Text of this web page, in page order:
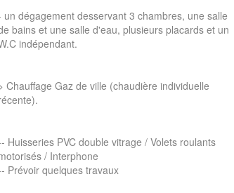
un dégagement desservant 3 chambres, une salle
bains et une salle d'eau, plusieurs placards et un
indépendant.
Chauffage Gaz de ville (chaudière individuelle
Huisseries PVC double vitrage / Volets roulants
/ Interphone
Prévoir quelques travaux